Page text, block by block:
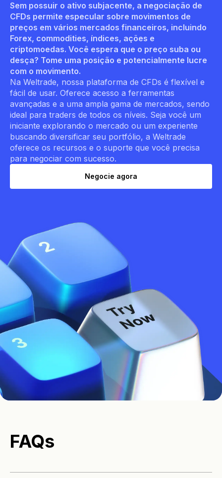
Sem possuir o ativo subjacente, a negociação de
CFDs permite especular sobre movimentos de
preços em vários mercados financeiros, incluindo
Forex, commodities, índices, ações e
criptomoedas. Você espera que o preço suba ou
desça? Tome uma posição e potencialmente lucre
com o movimento.
Na Weltrade, nossa plataforma de CFDs é flexível e
fácil de usar. Oferece acesso a ferramentas
avançadas e a uma ampla gama de mercados, sendo
ideal para traders de todos os níveis. Seja você um
iniciante explorando o mercado ou um experiente
buscando diversificar seu portfólio, a Weltrade
oferece os recursos e o suporte que você precisa
para negociar com sucesso.
Negocie agora
FAQs